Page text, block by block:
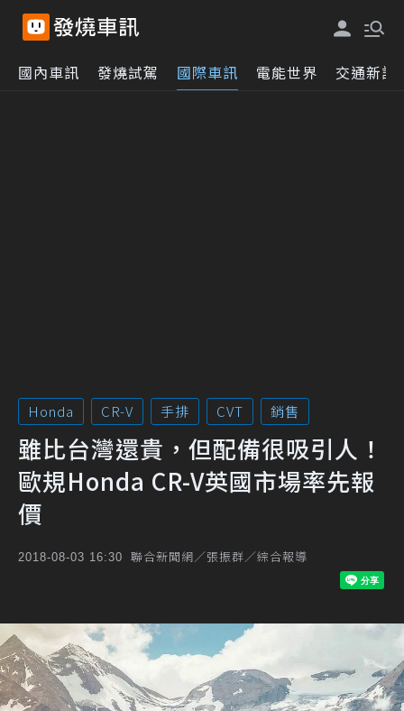
國內車訊 發燒試駕 國際車訊 電能世界 交通新訊
Honda CR-V 手排 CVT 銷售
雖比台灣還貴，但配備很吸引人！
歐規Honda CR-V英國市場率先報
價
2018-08-03 16:30 聯合新聞網／張振群／綜合報導